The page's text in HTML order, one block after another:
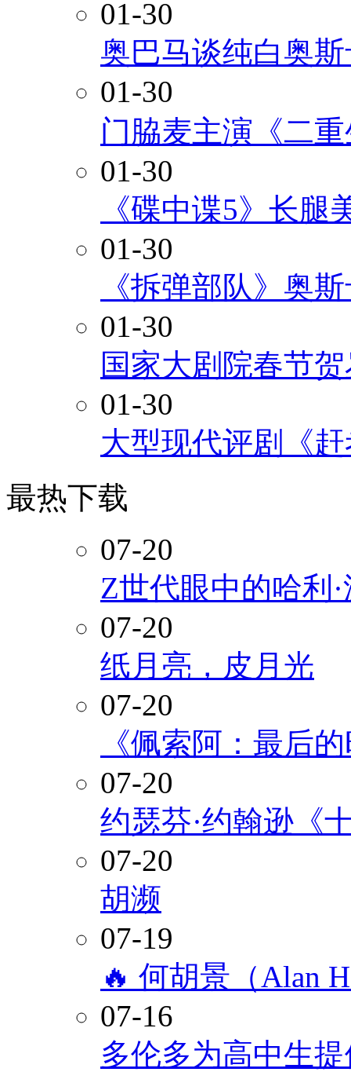
01-30
奥巴马谈纯白奥
01-30
门脇麦主演《二
01-30
《碟中谍5》长腿
01-30
《拆弹部队》奥
01-30
国家大剧院春节
01-30
大型现代评剧《
最热下载
07-20
Z世代眼中的哈利
07-20
纸月亮，皮月光
07-20
《佩索阿：最后
07-20
约瑟芬·约翰逊《
07-20
胡濒
07-19
🔥 何胡景（Alan
07-16
多伦多为高中生